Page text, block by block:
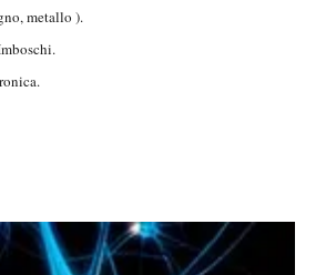
metallo ).